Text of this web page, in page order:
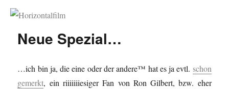
Horizontalfilm
Neue Spezial…
…ich bin ja, die eine oder der andere™ hat es ja evtl. schon
gemerkt, ein riiiiiiiesiger Fan von Ron Gilbert, bzw. eher